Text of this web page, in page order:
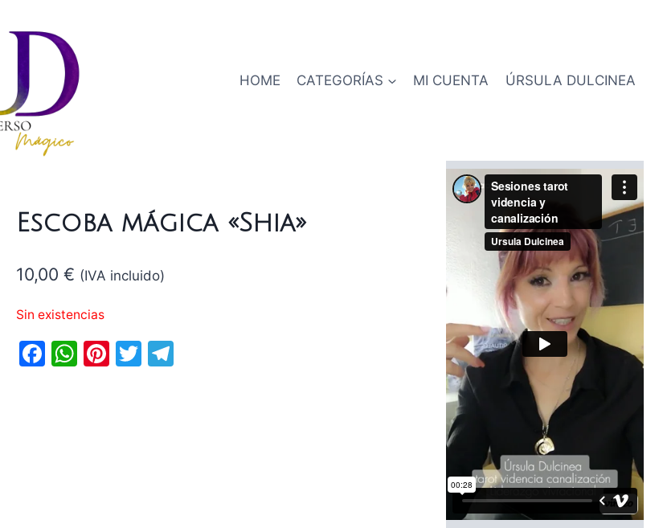
HOME CATEGORÍAS MI CUENTA ÚRSULA DULCINEA
Escoba mágica «Shia»
10,00 € (IVA incluido)
Sin existencias
Facebook
WhatsApp
Pinterest
Twitter
Telegram